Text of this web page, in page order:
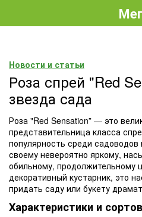
Новости и статьи
Роза спрей "Red
звезда сада
Роза "Red Sensation” — это
представительница класса
популярность среди
своему невероятно яркому,
обильному, продолжительному
декоративный кустарник, это
придать саду или букету
Характеристики и